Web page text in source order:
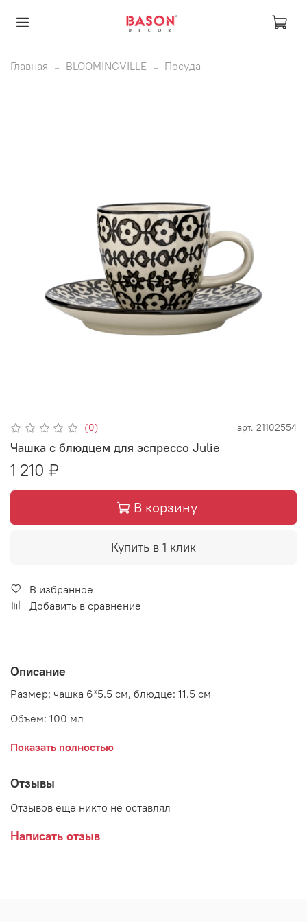
Главная BLOOMINGVILLE Посуда
(0) арт. 21102554
Чашка с блюдцем для эспрессо Julie
1 210 ₽
В корзину
Купить в 1 клик
В избранное
Добавить в сравнение
Описание
Размер: чашка 6*5.5 см, блюдце: 11.5 см
Объем: 100 мл
Материал: керамика
Показать полностью
Отзывы
Отзывов еще никто не оставлял
Написать отзыв